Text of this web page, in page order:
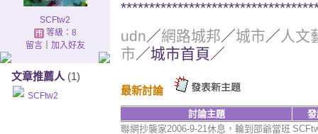
SCFtw2
等級：8
留言｜ 加入好友
文章推薦人 (1)
SCFtw2
udn／網路城邦／城市／ 人文
市／城市首頁／
最新討論
討論主題
聯網抄襲家2006-9-21休息，輪到邵爺當班